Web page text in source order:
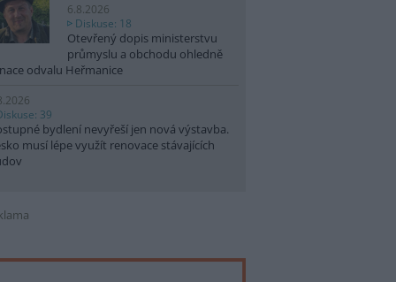
6.8.2026
Diskuse: 18
Otevřený dopis ministerstvu
průmyslu a obchodu ohledně
odvalu Heřmanice
39
bydlení nevyřeší jen nová výstavba.
musí lépe využít renovace stávajících